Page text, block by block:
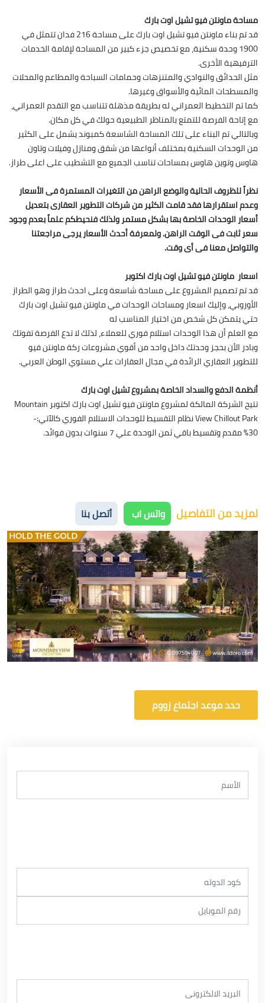
مساحة ماونتن فيو تشيل اوت بارك
قد تم بناء ماونتن فيو تشيل اوت بارك على مساحة 216 فدان تتمثل في
1900 وحدة سكنية، مع تخصيص جزء كبير من المساحة لإقامة الخدمات
الترفيهية الأخرى.
مثل الحدائق والنوادي والمتنزهات وحمامات السباحة والمطاعم والمحلات
والمسطحات المائية والأسواق وغيرها.
كما تم التخطيط العمراني له بطريقة مذهلة تتناسب مع التقدم العمراني،
مع إتاحة الفرصة للتمتع بالمناظر الطبيعية حولك في كل مكان.
وبالتالي تم البناء على تلك المساحة الشاسعة كمبوند يشمل على الكثير
من الوحدات السكنية بمختلف أنواعها من شقق ومنازل وفيلات وتاون
هاوس وتوين هاوس بمساحات تناسب الجميع مع التشطيب على اعلى طراز.
نظراً للظروف الحالية والوضع الراهن من التغيرات المستمرة فى الأسعار
وعدم استقرارها فقد قامت الكثير من شركات التطوير العقارى بتعديل
أسعار الوحدات الخاصة بها بشكل مستمر ولذلك فنحيطكم علماً بعدم وجود
سعر ثابت فى الوقت الراهن. ولمعرفة أحدث الأسعار يرجى مراجعتنا
والتواصل معنا فى أى وقت.
اسعار ماونتن فيو تشيل اوت بارك اكتوبر
قد تم تصميم المشروع على مساحة شاسعة وعلى احدث طراز وهو الطراز
الأوروبي، وإليك اسعار ومساحات الوحدات في ماونتن فيو تشيل اوت بارك
حتي يتمكن كل شخص من اختيار المناسب له
مع العلم أن هذا الوحدات استلام فوري للعملاء، لذلك لا تدع الفرصة تفوتك
وبادر الأن بحجز وحدتك داخل واحد من أقوي مشروعات ركة ماونتن فيو
للتطوير العقاري الرائدة في مجال العقارات علي مستوي الوطن العربي.
أنظمة الدفع والسداد الخاصة بمشروع تشيل اوت بارك
تتيح الشركة المالكة لمشروع ماونتن فيو تشيل اوت بارك اكتوبر Mountain
View Chillout Park نظام التقسيط للوحدات الاستلام الفوري كالآتي:-
%30 مقدم وتقسيط باقي ثمن الوحدة علي 7 سنوات بدون فوائد.
لمزيد من التفاصيل واتس اب أتصل بنا
حدد موعد اجتماع زووم